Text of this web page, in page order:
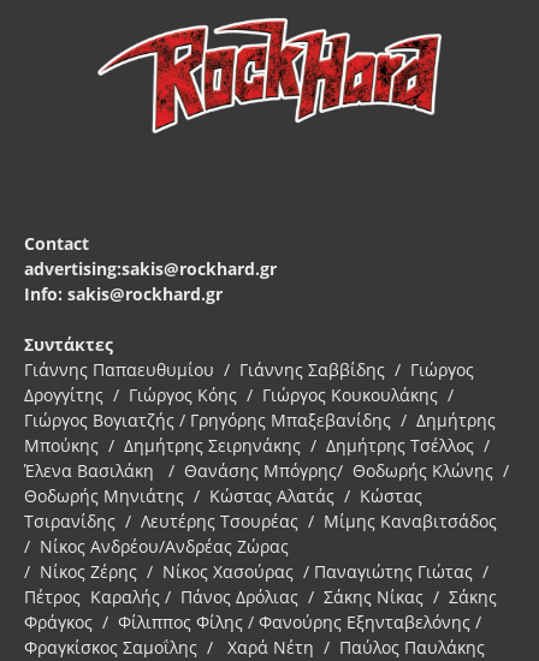
Contact
advertising:sakis@rockhard.gr
Info: sakis@rockhard.gr
Συντάκτες
Γιάννης Παπαευθυμίου / Γιάννης Σαββίδης / Γιώργος
Δρογγίτης / Γιώργος Κόης / Γιώργος Κουκουλάκης /
Γιώργος Βογιατζής / Γρηγόρης Μπαξεβανίδης / Δημήτρης
Μπούκης / Δημήτρης Σειρηνάκης / Δημήτρης Τσέλλος /
Έλενα Βασιλάκη / Θανάσης Μπόγρης/ Θοδωρής Κλώνης /
Θοδωρής Μηνιάτης / Κώστας Αλατάς / Κώστας
Τσιρανίδης / Λευτέρης Τσουρέας / Μίμης Καναβιτσάδος
/ Νίκος Ανδρέου/Ανδρέας Ζώρας
/ Νίκος Ζέρης / Νίκος Χασούρας / Παναγιώτης Γιώτας /
Πέτρος Καραλής / Πάνος Δρόλιας / Σάκης Νίκας / Σάκης
Φράγκος / Φίλιππος Φίλης / Φανούρης Εξηνταβελόνης /
Φραγκίσκος Σαμοΐλης / Χαρά Νέτη / Παύλος Παυλάκης